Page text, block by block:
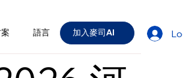
語言 加入麥司AI